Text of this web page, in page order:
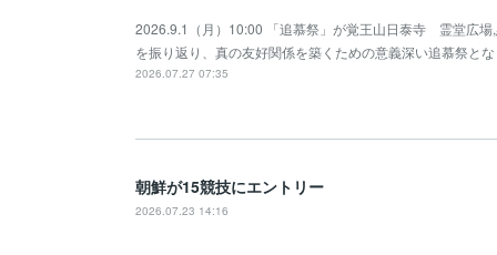
2026.9.1（月）10:00 「追慕祭」が覚王山日泰寺 霊堂広
を振り返り、真の友好関係を築くための意義深い追慕祭と
2026.07.27 07:35
朝鮮が15競技にエントリー
2026.07.23 14:16